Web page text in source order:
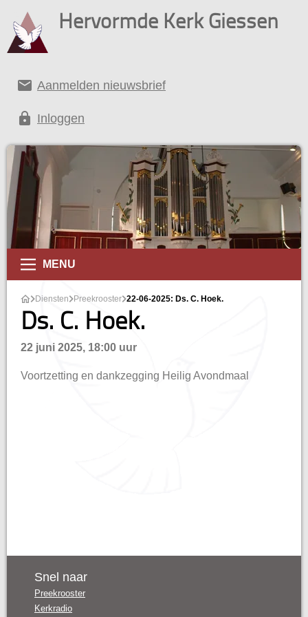
Hervormde Kerk Giessen
email Aanmelden nieuwsbrief
lock Inloggen
MENU
Diensten Preekrooster 22-06-2025: Ds. C. Hoek.
Ds. C. Hoek.
22 juni 2025, 18:00 uur
Voortzetting en dankzegging Heilig Avondmaal
Snel naar
Preekrooster
Kerkradio